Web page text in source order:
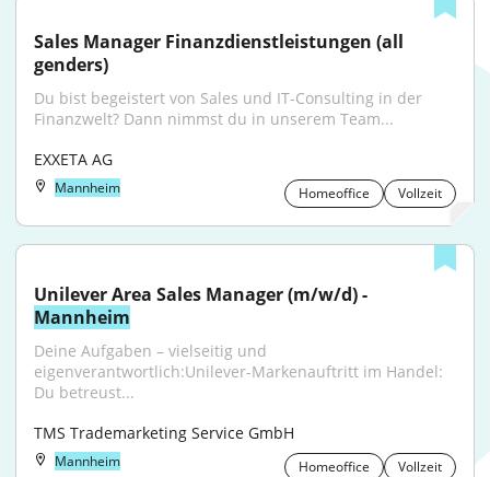
Sales Manager Finanzdienstleistungen (all
genders)
Du bist begeistert von Sales und IT-Consulting in der
Finanzwelt? Dann nimmst du in unserem Team...
EXXETA AG
Mannheim Homeoffice Vollzeit
Mannheim
Deine Aufgaben – vielseitig und
eigenverantwortlich:Unilever-Markenauftritt im Handel:
Du betreust...
TMS Trademarketing Service GmbH
Mannheim Homeoffice
Vollzeit